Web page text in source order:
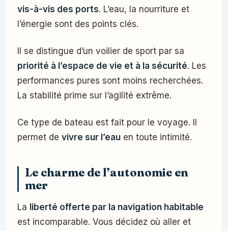
vis-à-vis des ports. L’eau, la nourriture et
l’énergie sont des points clés.
Il se distingue d’un voilier de sport par sa
priorité à l’espace de vie et à la sécurité. Les
performances pures sont moins recherchées.
La stabilité prime sur l’agilité extrême.
Ce type de bateau est fait pour le voyage. Il
permet de vivre sur l’eau en toute intimité.
Le charme de l’autonomie en
mer
La liberté offerte par la navigation habitable
est incomparable. Vous décidez où aller et